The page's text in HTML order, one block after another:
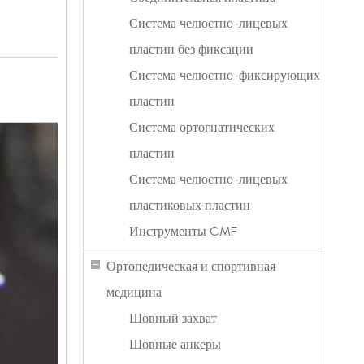
HA3.5
Система челюстно-лицевых
пластин без фиксации
Система челюстно-фиксирующих
пластин
Система ортогнатических
пластин
Система челюстно-лицевых
пластиковых пластин
Инструменты CMF
Ортопедическая и спортивная
медицина
Шовный захват
Шовные анкеры